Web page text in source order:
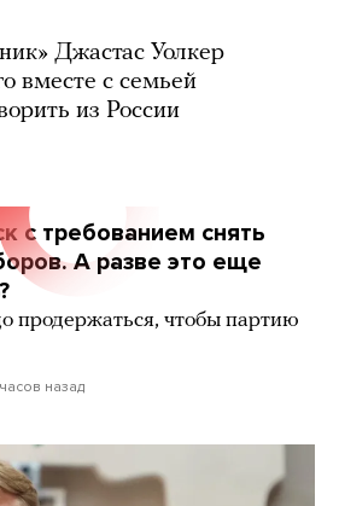
Джастас Уолкер
вместе с семьей
из России
с требованием снять
А разве это еще
продержаться, чтобы партию
назад